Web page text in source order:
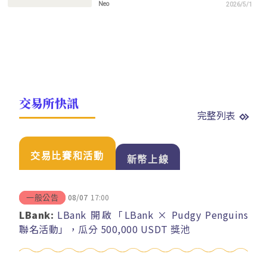
Neo 2026/5/1
交易所快訊
完整列表
交易比賽和活動 新幣上線
一般公告 08/07 17:00
LBank: LBank 開啟「LBank × Pudgy Penguins
聯名活動」，瓜分 500,000 USDT 獎池